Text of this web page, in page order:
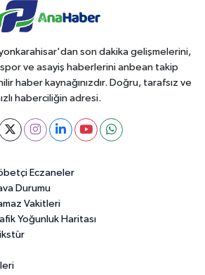
son dakika gelişmelerini,
ve asayiş haberlerini anbean takip
haber kaynağınızdır. Doğru, tarafsız ve
haberciliğin adresi.
Eczaneler
Durumu
Vakitleri
Yoğunluk Haritası